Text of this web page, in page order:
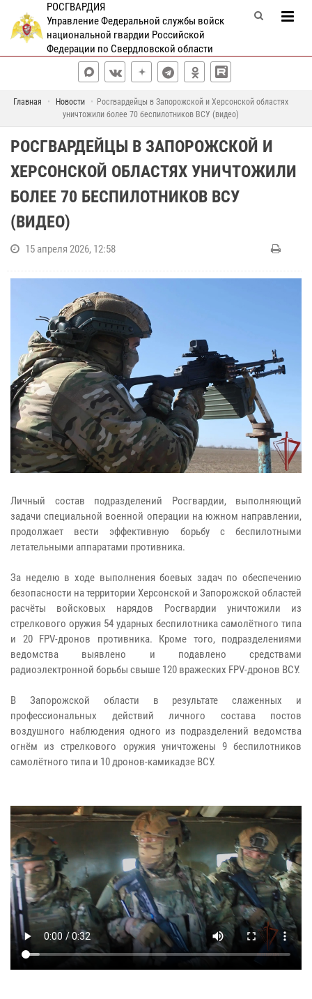
РОСГВАРДИЯ
Управление Федеральной службы войск
национальной гвардии Российской
Федерации по Свердловской области
Главная Новости
Росгвардейцы в Запорожской и Херсонской областях
уничтожили более 70 беспилотников ВСУ (видео)
РОСГВАРДЕЙЦЫ В ЗАПОРОЖСКОЙ И
ХЕРСОНСКОЙ ОБЛАСТЯХ УНИЧТОЖИЛИ
БОЛЕЕ 70 БЕСПИЛОТНИКОВ ВСУ
(ВИДЕО)
15 апреля 2026, 12:58
Личный состав подразделений Росгвардии, выполняющий
задачи специальной военной операции на южном направлении,
продолжает вести эффективную борьбу с беспилотными
летательными аппаратами противника.
За неделю в ходе выполнения боевых задач по обеспечению
безопасности на территории Херсонской и Запорожской областей
расчёты войсковых нарядов Росгвардии уничтожили из
стрелкового оружия 54 ударных беспилотника самолётного типа
и 20 FPV-дронов противника. Кроме того, подразделениями
ведомства выявлено и подавлено средствами
радиоэлектронной борьбы свыше 120 вражеских FPV-дронов ВСУ.
В Запорожской области в результате слаженных и
профессиональных действий личного состава постов
воздушного наблюдения одного из подразделений ведомства
огнём из стрелкового оружия уничтожены 9 беспилотников
самолётного типа и 10 дронов-камикадзе ВСУ.